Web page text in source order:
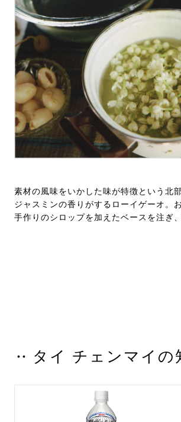
素材の風味をいかした味が特徴という北
ジャスミンの香りがするローイゲーオ。
手作りのシロップを加えたベースを注ぎ
タイ チェンマイの